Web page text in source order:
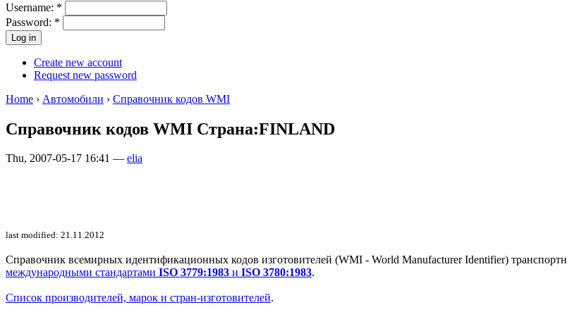
Username: *
Password: *
Create new account
Request new password
Home › Автомобили › Справочник кодов WMI
Справочник кодов WMI Страна:FINLAND
Thu, 2007-05-17 16:41 — elia
last modified: 21.11.2012
Справочник всемирных идентификационных кодов изготовителей (WMI - World Manufacturer Identifier)
международными стандартами ISO 3779:1983 и ISO 3780:1983.
Список производителей, марок и стран-изготовителей.